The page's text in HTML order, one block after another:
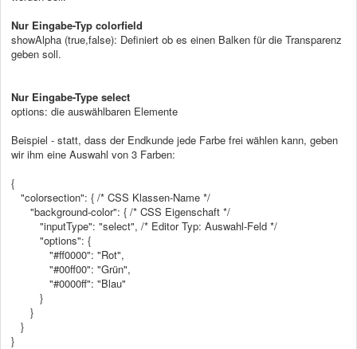
Nur Eingabe-Typ colorfield
showAlpha (true,false): Definiert ob es einen Balken für die Transparenz
geben soll.
Nur Eingabe-Type select
options: die auswählbaren Elemente
Beispiel - statt, dass der Endkunde jede Farbe frei wählen kann, geben
wir ihm eine Auswahl von 3 Farben:
{
"colorsection": { /* CSS Klassen-Name */
"background-color": { /* CSS Eigenschaft */
"inputType": "select", /* Editor Typ: Auswahl-Feld */
"options": {
"#ff0000": "Rot",
"#00ff00": "Grün",
"#0000ff": "Blau"
}
}
}
}